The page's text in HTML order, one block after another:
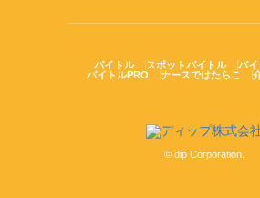
バイトル スポットバイトル
バイ
バイトルPRO
ナースではたらこ
© dip Corporation.